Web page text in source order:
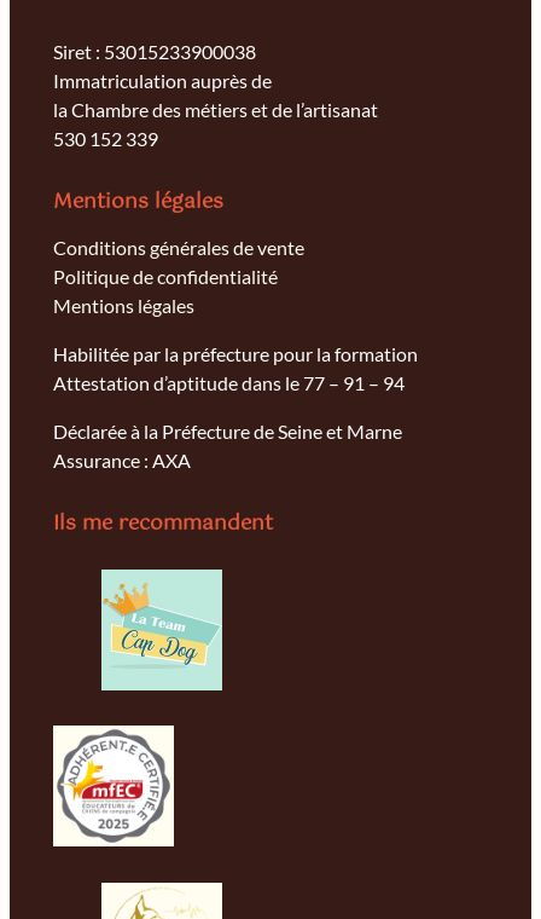
Siret : 53015233900038
Immatriculation auprès de
la Chambre des métiers et de l’artisanat
530 152 339
Mentions légales
Conditions générales de vente
Politique de confidentialité
Mentions légales
Habilitée par la préfecture pour la formation
Attestation d’aptitude dans le 77 – 91 – 94
Déclarée à la Préfecture de Seine et Marne
Assurance : AXA
Ils me recommandent